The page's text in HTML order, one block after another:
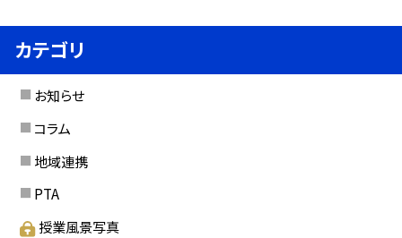
カテゴリ
お知らせ
コラム
地域連携
PTA
授業風景写真